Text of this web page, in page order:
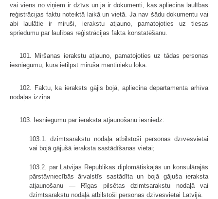
vai viens no viņiem ir dzīvs un ja ir dokumenti, kas apliecina laulības
reģistrācijas faktu noteiktā laikā un vietā. Ja nav šādu dokumentu vai
abi laulātie ir miruši, ierakstu atjauno, pamatojoties uz tiesas
spriedumu par laulības reģistrācijas fakta konstatēšanu.
101. Miršanas ierakstu atjauno, pamatojoties uz tādas personas
iesniegumu, kura ietilpst mirušā mantinieku lokā.
102. Faktu, ka ieraksts gājis bojā, apliecina departamenta arhīva
nodaļas izziņa.
103. Iesniegumu par ieraksta atjaunošanu iesniedz:
103.1. dzimtsarakstu nodaļā atbilstoši personas dzīvesvietai
vai bojā gājušā ieraksta sastādīšanas vietai;
103.2. par Latvijas Republikas diplomātiskajās un konsulārajās
pārstāvniecībās ārvalstīs sastādīta un bojā gājuša ieraksta
atjaunošanu — Rīgas pilsētas dzimtsarakstu nodaļā vai
dzimtsarakstu nodaļā atbilstoši personas dzīvesvietai Latvijā.